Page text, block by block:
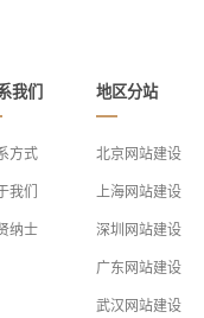
我们
方式
我们
纳士
地区分站
北京网站建设
上海网站建设
深圳网站建设
广东网站建设
武汉网站建设